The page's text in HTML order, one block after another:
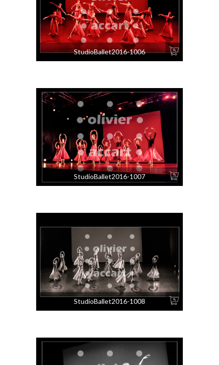
StudioBallet2016-1006
StudioBallet2016-1007
StudioBallet2016-1008